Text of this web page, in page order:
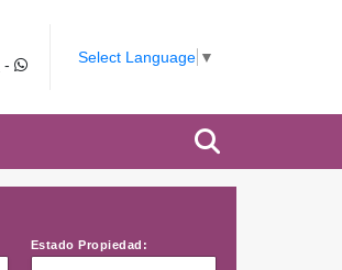
- Select Language ▼
Estado Propiedad: